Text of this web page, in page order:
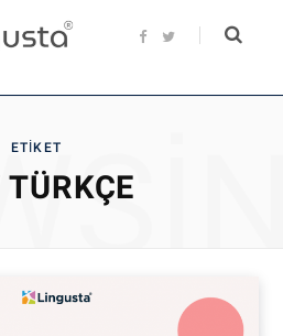
F
b
t
ETIKET
TÜRKÇE